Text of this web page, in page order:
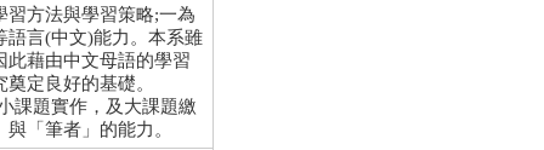
習方法與學習策略;一為
語言(中文)能力。本系雖
此藉由中文母語的學習
定良好的基礎。
課題實作，及大課題繳
「筆者」的能力。